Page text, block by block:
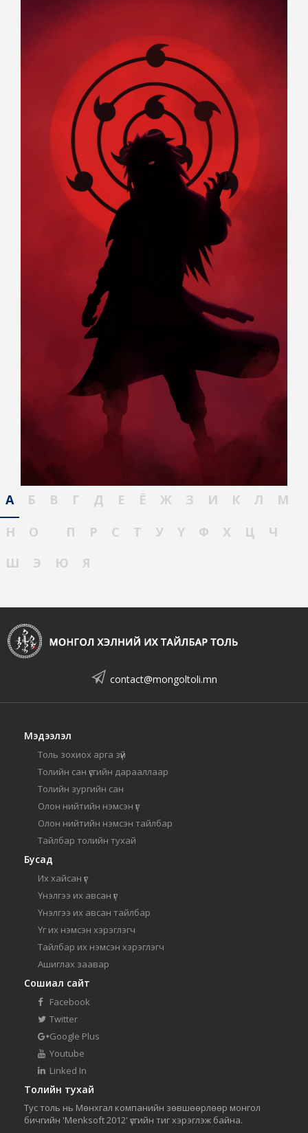
А Б В Г Д Е Ё Ж З И К Л
М
Н
О П Р С Т У Ү Ф Х Ц
Ч
Ш
Э Ю Я
contact@mongoltoli.mn
Мэдээлэл
Толь зохиох арга зүй
Толийн сан үсгийн дарааллаар
Толийн зургийн сан
Олон нийтийн нэмсэн үг
Олон нийтийн нэмсэн тайлбар
Тайлбар толийн тухай
Бусад
Их хайсан үг
Үнэлгээ их авсан үг
Үнэлгээ их авсан тайлбар
Үг их нэмсэн хэрэглэгч
Тайлбар их нэмсэн хэрэглэгч
Ашиглах заавар
Сошиал сайт
Facebook
Twitter
Google Plus
Youtube
Linked In
Толийн тухай
Тус толь нь Мөнхгал компанийн зөвшөөрлөөр монгол
бичгийн 'Menksoft 2012' үсгийн тиг хэрэглэж байна.